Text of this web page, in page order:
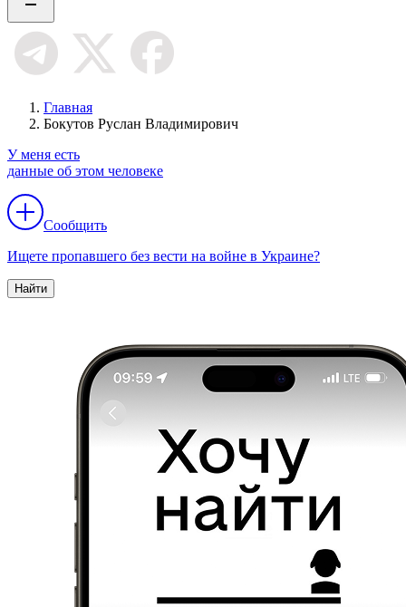
Главная
Бокутов Руслан Владимирович
У меня есть
данные об этом человеке
Сообщить
Ищете пропавшего без вести на войне в Украине?
Найти